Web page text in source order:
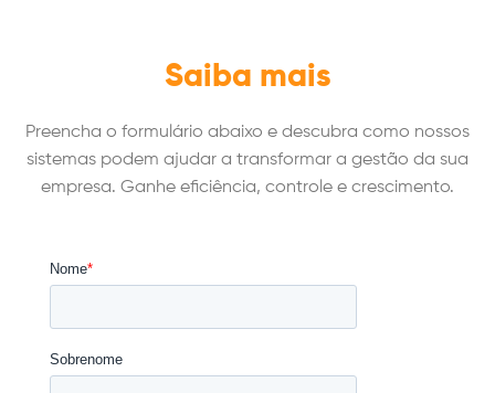
Saiba mais
Preencha o formulário abaixo e descubra como nossos
sistemas podem ajudar a transformar a gestão da sua
empresa. Ganhe eficiência, controle e crescimento.